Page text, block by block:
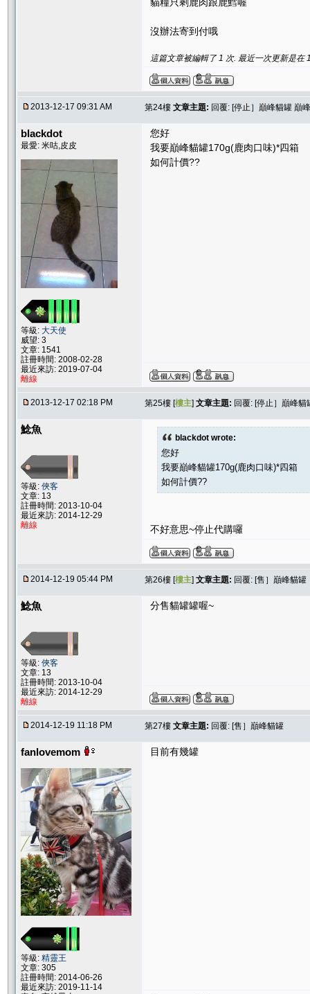
沒辦法寄到付哦
這篇文章被編輯了 1 次. 最近一次更新是在
2013-12-17 09:31 AM 第24樓 文章主題: 回覆: [停止］巔峰貓罐 巔
blackdot
最愛: 米咕,皮皮
等級: 大天使
威望: 3
文章: 1541
註冊時間: 2008-02-28
最近來訪: 2019-07-04
離線
您好
我要巔峰貓罐170g(鹿肉口味)*四箱
如何計價??
2013-12-17 02:18 PM 第25樓 [樓主] 文章主題: 回覆: [停止］巔峰
鯰魚
等級: 俠客
文章: 13
註冊時間: 2013-10-04
最近來訪: 2014-12-29
離線
blackdot wrote:
您好
我要巔峰貓罐170g(鹿肉口味)*四箱
如何計價??
不好意思~停止代購囉
2014-12-19 05:44 PM 第26樓 [樓主] 文章主題: 回覆: [售］巔峰貓罐
鯰魚
等級: 俠客
文章: 13
註冊時間: 2013-10-04
最近來訪: 2014-12-29
離線
分售貓罐罐喔~
2014-12-19 11:18 PM 第27樓 文章主題: 回覆: [售］巔峰貓罐
fanlovemom
等級: 精靈王
文章: 305
註冊時間: 2014-06-26
最近來訪: 2019-11-14
目前有幾罐